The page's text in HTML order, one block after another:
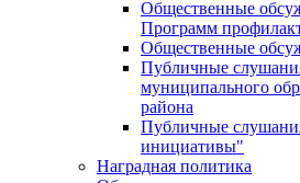
Общественные
Программ
Общественные
Публичные
муниципального
района
Публичные
инициативы"
Наградная политика